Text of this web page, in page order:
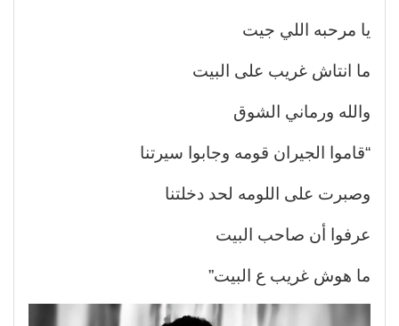
يا مرحبه اللي جيت
ما انتاش غريب على البيت
والله ورماني الشوق
“قاموا الجيران قومه وجابوا سيرتنا
وصبرت على اللومه لحد دخلتنا
عرفوا أن صاحب البيت
ما هوش غريب ع البيت”